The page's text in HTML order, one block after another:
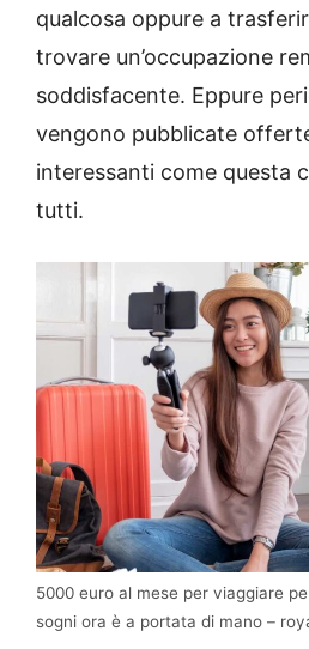
qualcosa oppure a
trovare un’occupazione
soddisfacente. Eppure
vengono pubblicate
interessanti come questa
tutti.
5000 euro al mese per viaggiare
sogni ora è a portata di mano –